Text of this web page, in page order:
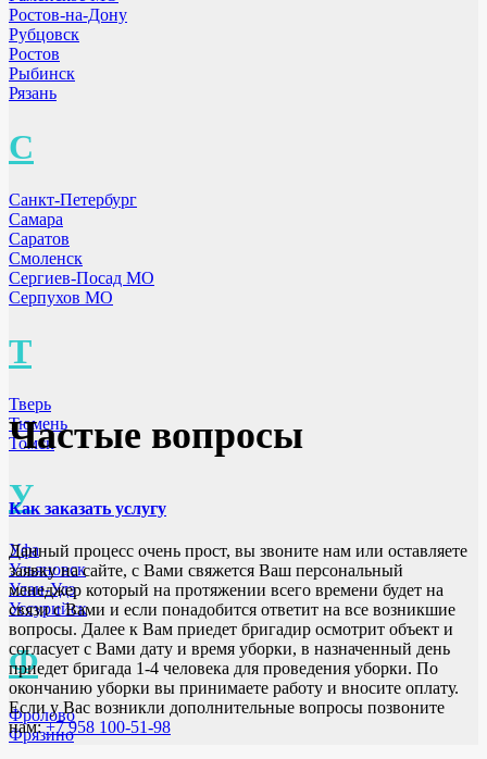
Ростов-на-Дону
Рубцовск
Ростов
Рыбинск
Рязань
С
Санкт-Петербург
Самара
Саратов
Смоленск
Сергиев-Посад МО
Серпухов МО
Т
Тверь
Тюмень
Томск
У
Уфа
Ульяновск
Улан-Удэ
Уссурийск
Ф
Фролово
Фрязино
Частые вопросы
Как заказать услугу
Данный процесс очень прост, вы звоните нам или оставляете
заявку на сайте, с Вами свяжется Ваш персональный
менеджер который на протяжении всего времени будет на
связи с Вами и если понадобится ответит на все возникшие
вопросы. Далее к Вам приедет бригадир осмотрит объект и
согласует с Вами дату и время уборки, в назначенный день
приедет бригада 1-4 человека для проведения уборки. По
окончанию уборки вы принимаете работу и вносите оплату.
Если у Вас возникли дополнительные вопросы позвоните
нам:+7 958 100-51-98